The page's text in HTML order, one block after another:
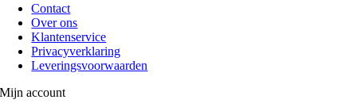
Contact
Over ons
Klantenservice
Privacyverklaring
Leveringsvoorwaarden
Mijn account